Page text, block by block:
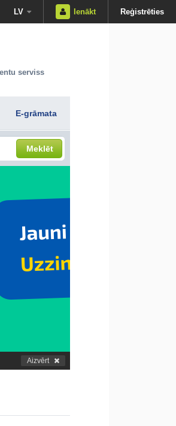
LV Ienākt Reģistrēties
serviss
E-grāmata
Meklēt
Aizvērt